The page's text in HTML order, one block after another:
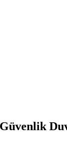
Güvenlik